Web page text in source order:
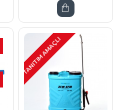
TANITIM AMAÇLI